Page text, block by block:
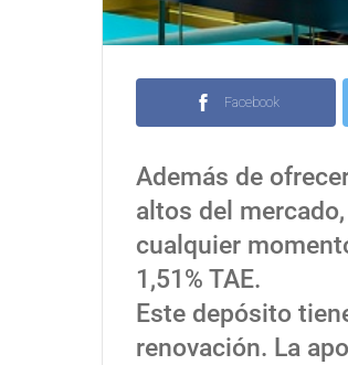
Facebook
Además de
altos del
cualquier
1,51% TAE.
Este depósito
renovación. La